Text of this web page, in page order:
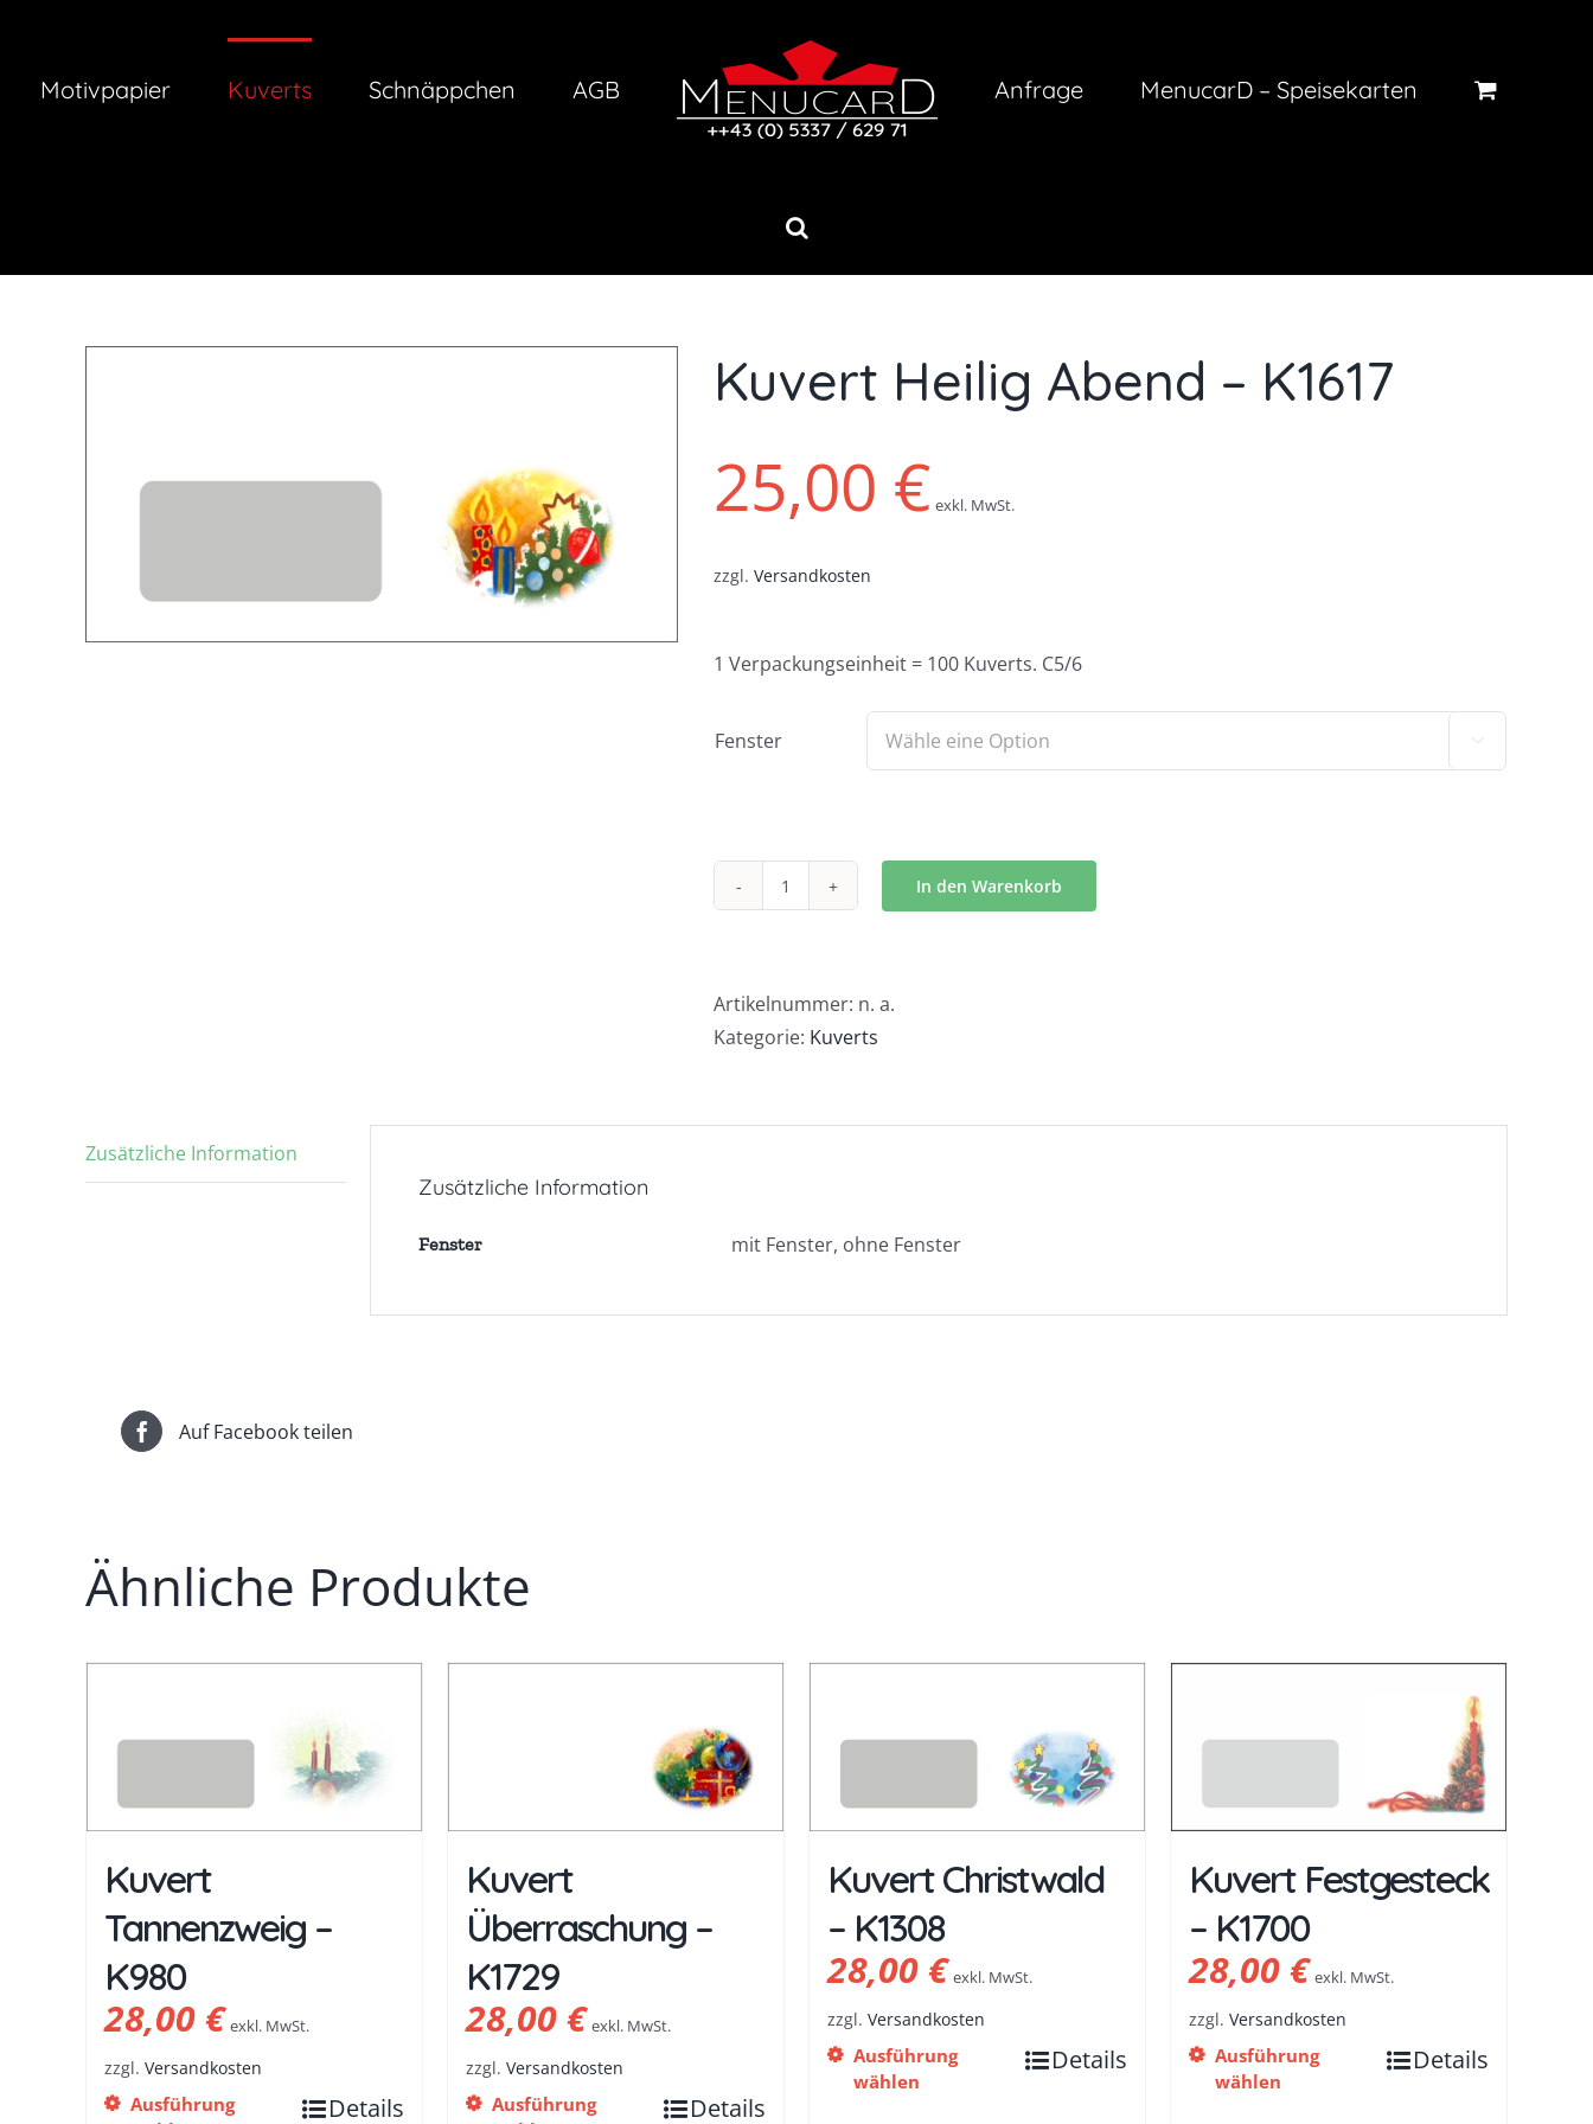
springenMotivpapier Kuverts Schnäppchen AGB Anfrage MenucarD – Speisekarten
Kuvert Heilig Abend – K1617
25,00 € exkl. MwSt.
zzgl. Versandkosten
1 Verpackungseinheit = 100 Kuverts. C5/6
Fenster 
Kuvert
-
K1617
In den Warenkorb
Artikelnummer: n. a.
Kategorie: Kuverts
Zusätzliche Information
Zusätzliche Information
Fenster mit Fenster, ohne Fenster
Auf Facebook teilen
Ähnliche Produkte
Kuvert
Tannenzweig –
K980
28,00€ exkl. MwSt.
zzgl. Versandkosten
Ausführung
Details
Kuvert
Überraschung –
K1729
28,00€ exkl. MwSt.
zzgl. Versandkosten
Ausführung
Details
Kuvert Christwald
– K1308
28,00€ exkl. MwSt.
zzgl. Versandkosten
Ausführung
wählen
Details
Kuvert Festgesteck
– K1700
28,00€ exkl. MwSt.
zzgl. Versandkosten
Ausführung
wählen
Details